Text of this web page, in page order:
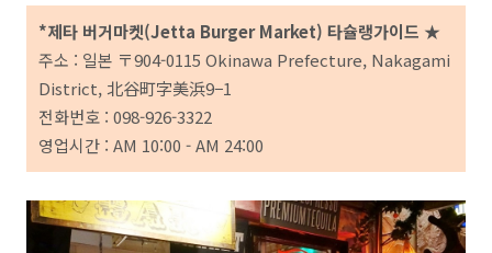
*제타 버거마켓(Jetta Burger Market) 타슐랭가이드 ★
주소 : 일본 〒904-0115 Okinawa Prefecture, Nakagami
District, 北谷町字美浜9−1
전화번호 : 098-926-3322
영업시간 : AM 10:00 - AM 24:00